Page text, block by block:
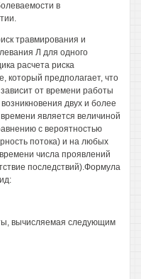
в
травмирования и
Л для одного
расчета риска
который предполагает, что
от времени работы
двух и более
является величиной
с вероятностью
потока) и на любых
числа проявлений
последствий).Формула
вычисляемая следующим